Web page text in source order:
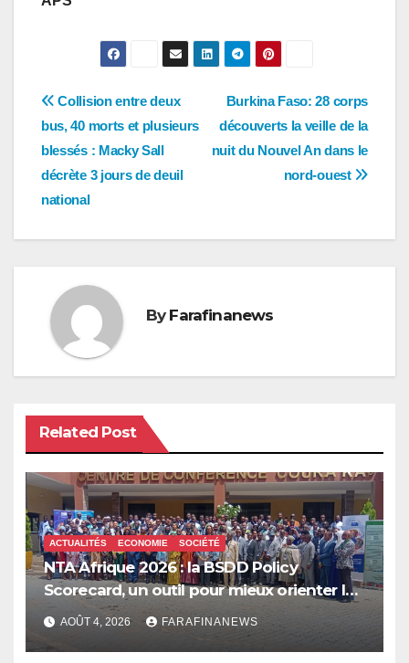
Navigation
de
l’article
Burkina Faso: 28 corps
découverts la veille de la
nuit du Nouvel An dans le
nord-ouest
Collision entre deux
bus, 40 morts et plusieurs
blessés : Macky Sall
décrète 3 jours de deuil
national
By Farafinanews
Related Post
ACTUALITÉS ECONOMIE SOCIÉTÉ
NTA Afrique 2026 : la BSDD Policy
Scorecard, un outil pour mieux orienter les
dépenses publiques
AOÛT 4, 2026 FARAFINANEWS